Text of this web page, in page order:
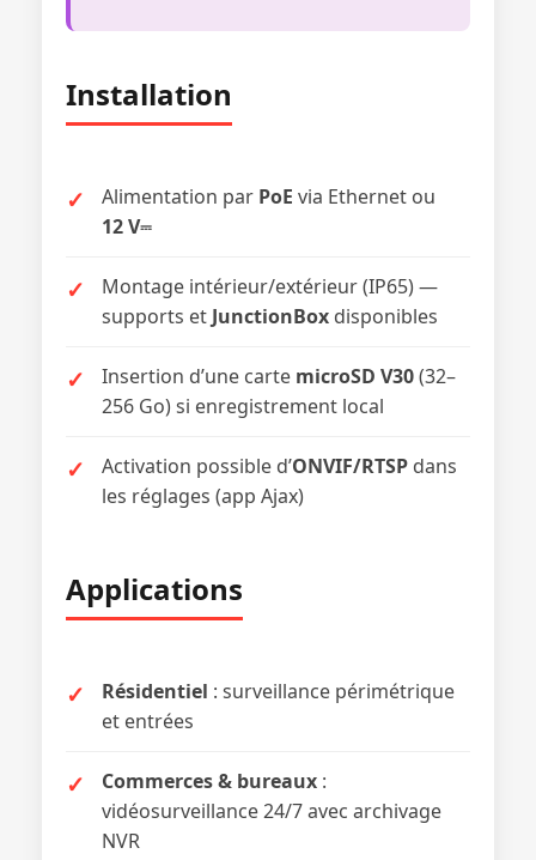
Installation
Alimentation par PoE via Ethernet ou
12 V⎓
Montage intérieur/extérieur (IP65) —
supports et JunctionBox disponibles
Insertion d’une carte microSD V30(32–
256 Go) si enregistrement local
Activation possible d’ONVIF/RTSP dans
les réglages (app Ajax)
Applications
Résidentiel : surveillance périmétrique
et entrées
Commerces & bureaux :
vidéosurveillance 24/7 avec archivage
NVR